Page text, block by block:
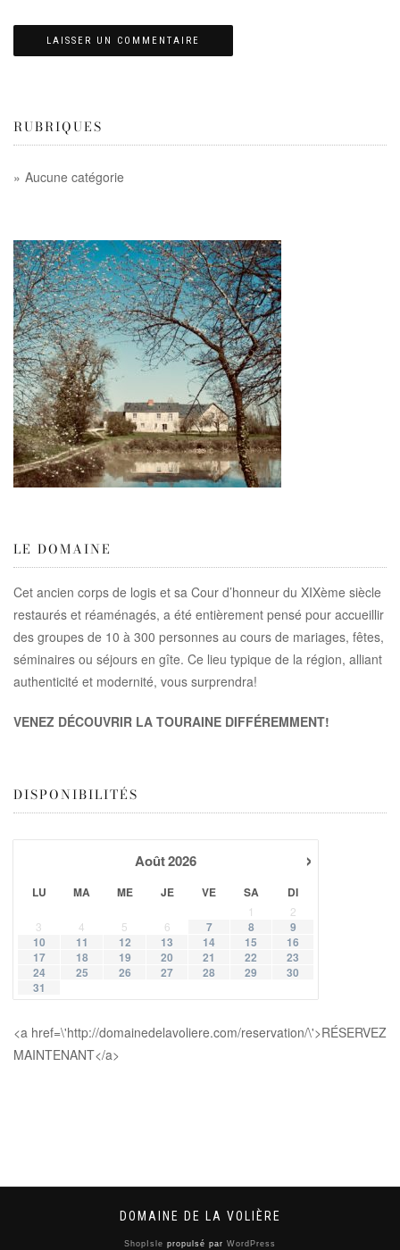
RUBRIQUES
Aucune catégorie
LE DOMAINE
Cet ancien corps de logis et sa Cour d’honneur du XIXème siècle
restaurés et réaménagés, a été entièrement pensé pour accueillir
des groupes de 10 à 300 personnes au cours de mariages, fêtes,
séminaires ou séjours en gîte. Ce lieu typique de la région, alliant
authenticité et modernité, vous surprendra!
VENEZ DÉCOUVRIR LA TOURAINE DIFFÉREMMENT!
DISPONIBILITÉS
›
Août2026
LU MA ME JE VE SA DI
1
2
3
4 5 6 7 8
9
10
11 12 13 14 15
16
17
18 19 20 21 22
23
24
25 26 27 28 29
30
31
<a href=\'http://domainedelavoliere.com/reservation/\'>RÉSERVEZ
MAINTENANT</a>
DOMAINE DE LA VOLIÈRE
ShopIsle propulsé par WordPress